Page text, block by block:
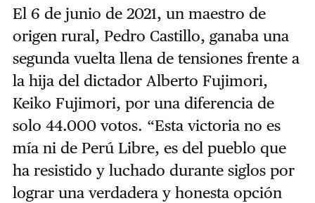
El 6 de junio de 2021, un maestro de
origen rural, Pedro Castillo, ganaba una
segunda vuelta llena de tensiones frente a
la hija del dictador Alberto Fujimori,
Keiko Fujimori, por una diferencia de
solo 44.000 votos. “Esta victoria no es
mía ni de Perú Libre, es del pueblo que
ha resistido y luchado durante siglos por
lograr una verdadera y honesta opción